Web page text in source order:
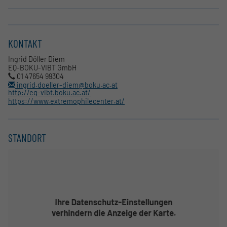
KONTAKT
Ingrid Döller Diem
EQ-BOKU-VIBT GmbH
01 47654 99304
ingrid.doeller-diem@boku.ac.at
http://eq-vibt.boku.ac.at/
https://www.extremophilecenter.at/
STANDORT